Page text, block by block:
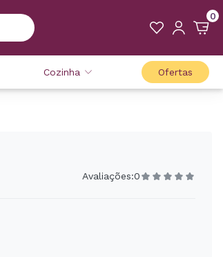
0
Cozinha Ofertas
Avaliações:0